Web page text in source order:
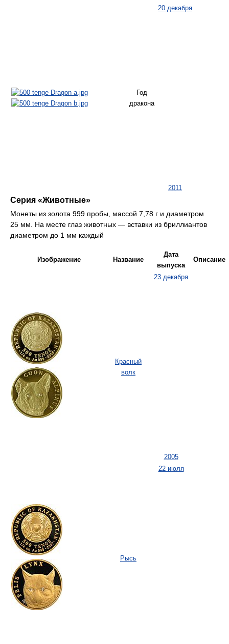
Год
дракона
20 декабря
2011
Серия «Животные»
Монеты из золота 999 пробы, массой 7,78 г и диаметром
25 мм. На месте глаз животных — вставки из бриллиантов
диаметром до 1 мм каждый
Изображение Название
Дата
выпуска
Описание
Красный
волк
23 декабря
2005
Рысь
22 июля